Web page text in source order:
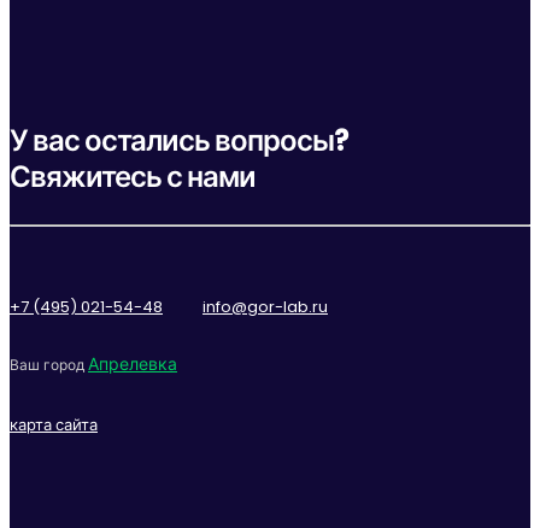
У вас остались вопросы?
Свяжитесь с нами
+7 (495) 021-54-48 info@gor-lab.ru
Ваш городАпрелевка
карта сайта